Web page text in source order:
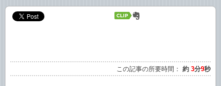
この記事の所要時間： 約 3分9秒